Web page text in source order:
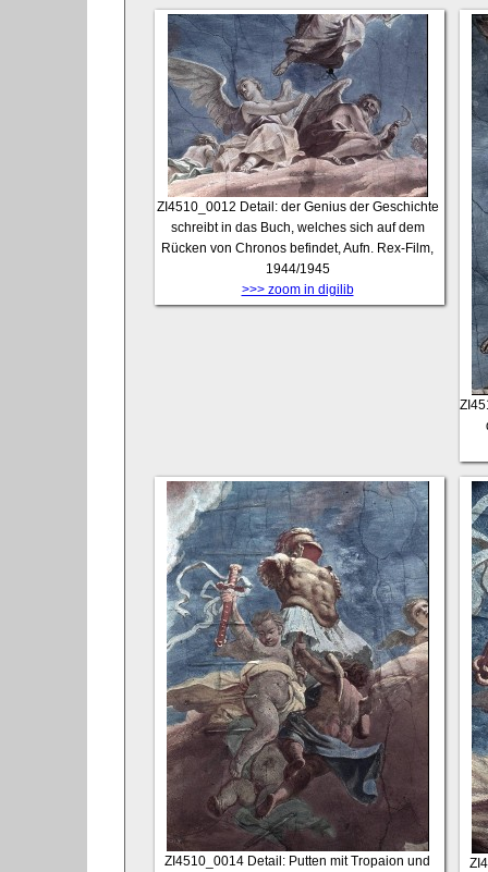
ZI4510_0012 Detail: der Genius der Geschichte
schreibt in das Buch, welches sich auf dem
Rücken von Chronos befindet, Aufn. Rex-Film,
1944/1945
>>> zoom in digilib
ZI4510_0014 Detail: Putten mit Tropaion und